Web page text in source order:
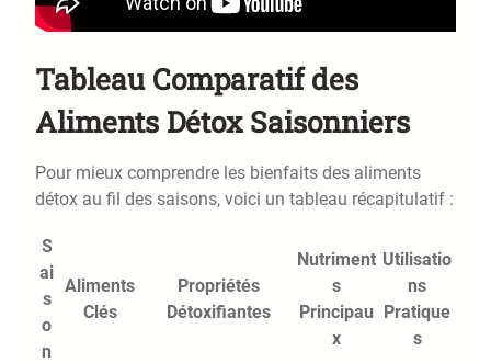
Tableau Comparatif des
Aliments Détox Saisonniers
Pour mieux comprendre les bienfaits des aliments
détox au fil des saisons, voici un tableau récapitulatif :
S
ai
s
o
n
Aliments
Clés
Propriétés
Détoxifiantes
Nutriment
s
Principau
x
Utilisatio
ns
Pratique
s